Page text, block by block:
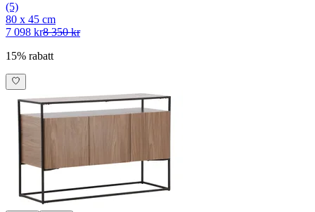
(5)
80 x 45 cm
7 098 kr8 350 kr
15% rabatt